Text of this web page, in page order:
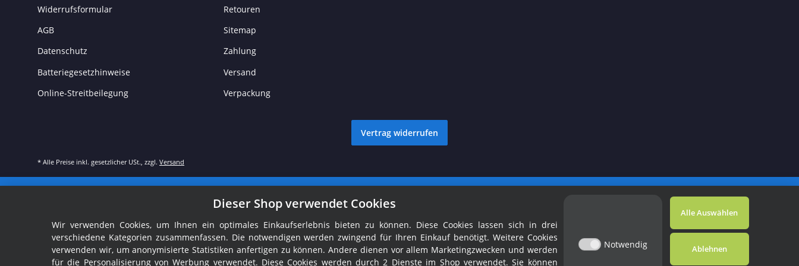
Widerrufsformular
AGB
Datenschutz
Batteriegesetzhinweise
Online-Streitbeilegung
Retouren
Sitemap
Zahlung
Versand
Verpackung
Vertrag widerrufen
* Alle Preise inkl. gesetzlicher USt., zzgl. Versand
Dieser Shop verwendet Cookies
Wir verwenden Cookies, um Ihnen ein optimales Einkaufserlebnis bieten zu können. Diese Cookies lassen sich in drei
verschiedene Kategorien zusammenfassen. Die notwendigen werden zwingend für Ihren Einkauf benötigt. Weitere Cookies
verwenden wir, um anonymisierte Statistiken anfertigen zu können. Andere dienen vor allem Marketingzwecken und werden
für die Personalisierung von Werbung verwendet. Diese Cookies werden durch 2 Dienste im Shop verwendet. Sie können
Notwendig
Alle Auswählen
Ablehnen